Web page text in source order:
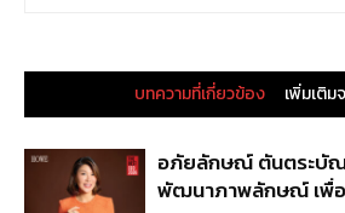
บทความที่เกี่ยวข้อง เพิ่มเติม
อภัยลักษณ์ ตันตระบั
พัฒนาภาพลักษณ์ เพื่อ